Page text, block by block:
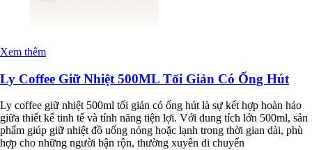
Xem thêm
Ly Coffee Giữ Nhiệt 500ML Tối Giản Có Ống Hút
Ly coffee giữ nhiệt 500ml tối giản có ống hút là sự kết hợp hoàn hảo
giữa thiết kế tinh tế và tính năng tiện lợi. Với dung tích lớn 500ml, sản
phẩm giúp giữ nhiệt đồ uống nóng hoặc lạnh trong thời gian dài, phù
hợp cho những người bận rộn, thường xuyên di chuyển